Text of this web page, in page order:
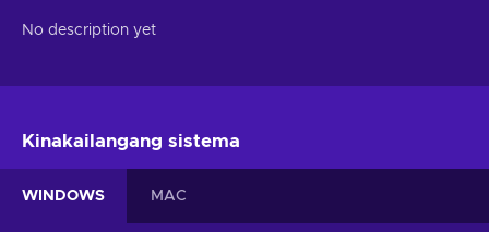
No description yet
Kinakailangang sistema
WINDOWS MAC